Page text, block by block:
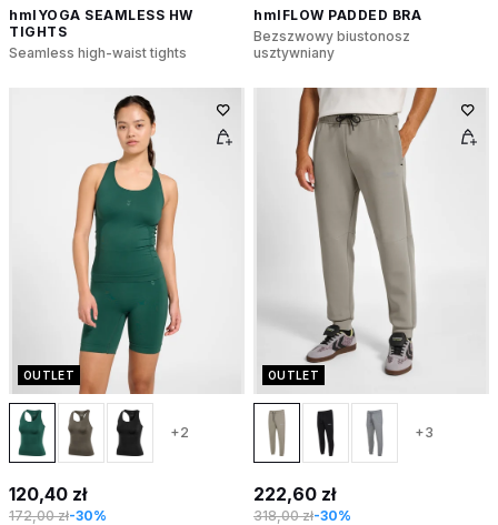
hmlYOGA SEAMLESS HW
TIGHTS
Seamless high-waist tights
hmlFLOW PADDED BRA
Bezszwowy biustonosz
usztywniany
OUTLET
+2
120,40 zł
172,00 zł-30%
OUTLET
+3
222,60 zł
318,00 zł-30%